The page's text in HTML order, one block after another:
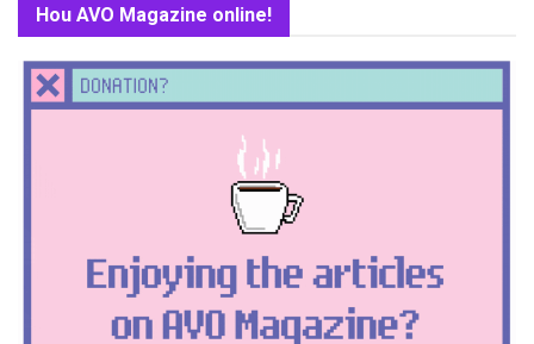
Hou AVO Magazine online!